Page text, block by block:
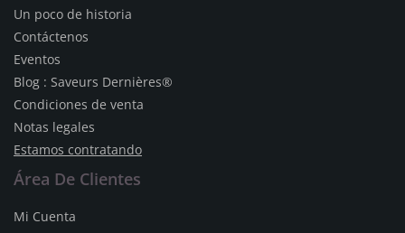
Un poco de historia
Contáctenos
Eventos
Blog : Saveurs Dernières®
Condiciones de venta
Notas legales
Estamos contratando
Área De Clientes
Mi Cuenta